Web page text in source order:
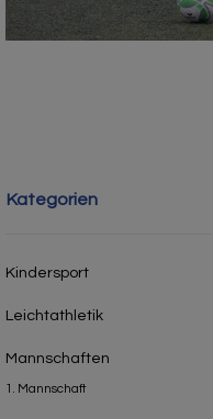
Kategorien
Kindersport
Leichtathletik
Mannschaften
1. Mannschaft